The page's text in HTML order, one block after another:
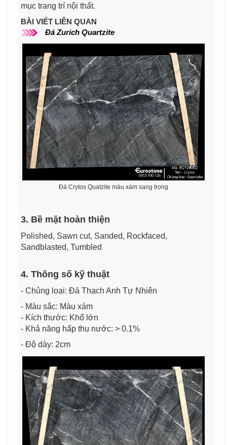
mục trang trí nội thất.
BÀI VIẾT LIÊN QUAN
Đá Zurich Quartzite
Đá Crytos Quatzite màu xám sang trọng
3. Bề mặt hoàn thiện
Polished, Sawn cut, Sanded, Rockfaced,
Sandblasted, Tumbled
4. Thông số kỹ thuật
- Chủng loại: Đá Thạch Anh Tự Nhiên
- Màu sắc: Màu xám
- Kích thước: Khổ lớn
- Khả năng hấp thụ nước: > 0.1%
- Độ dày: 2cm